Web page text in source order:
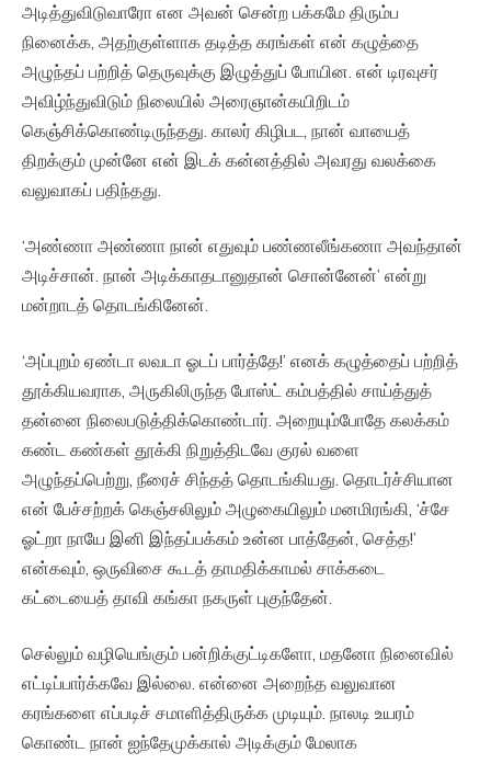
அடித்துவிடுவாரோ என அவன் சென்ற பக்கமே திரும்ப
நினைக்க, அதற்குள்ளாக தடித்த கரங்கள் என் கழுத்தை
அழுந்தப் பற்றித் தெருவுக்கு இழுத்துப் போயின. என் டிரவுசர்
அவிழ்ந்துவிடும் நிலையில் அரைஞான்கயிறிடம்
கெஞ்சிக்கொண்டிருந்தது. காலர் கிழிபட, நான் வாயைத்
திறக்கும் முன்னே என் இடக் கன்னத்தில் அவரது வலக்கை
வலுவாகப் பதிந்தது.
‘அண்ணா அண்ணா நான் எதுவும் பண்ணலீங்கணா அவந்தான்
அடிச்சான். நான் அடிக்காதடானுதான் சொன்னேன்’ என்று
மன்றாடத் தொடங்கினேன்.
‘அப்புறம் ஏண்டா லவடா ஓடப் பார்த்தே!’ எனக் கழுத்தைப் பற்றித்
தூக்கியவராக, அருகிலிருந்த போஸ்ட் கம்பத்தில் சாய்த்துத்
தன்னை நிலைபடுத்திக்கொண்டார். அறையும்போதே கலக்கம்
கண்ட கண்கள் தூக்கி நிறுத்திடவே குரல் வளை
அழுந்தப்பெற்று, நீரைச் சிந்தத் தொடங்கியது. தொடர்ச்சியான
என் பேச்சற்றக் கெஞ்சலிலும் அழுகையிலும் மனமிரங்கி, ‘ச்சே
ஓட்றா நாயே இனி இந்தப்பக்கம் உன்ன பாத்தேன், செத்த!’
என்கவும், ஒருவிசை கூடத் தாமதிக்காமல் சாக்கடை
கட்டையைத் தாவி கங்கா நகருள் புகுந்தேன்.
செல்லும் வழியெங்கும் பன்றிக்குட்டிகளோ, மதனோ நினைவில்
எட்டிப்பார்க்கவே இல்லை. என்னை அறைந்த வலுவான
கரங்களை எப்படிச் சமாளித்திருக்க முடியும். நாலடி உயரம்
கொண்ட நான் ஐந்தேமுக்கால் அடிக்கும் மேலாக